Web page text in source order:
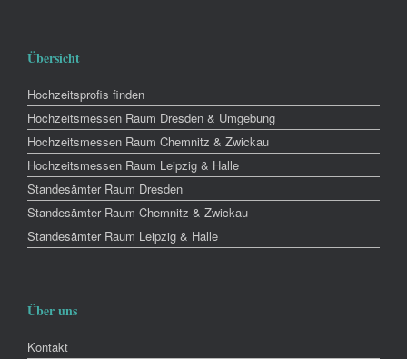
Übersicht
Hochzeitsprofis finden
Hochzeitsmessen Raum Dresden & Umgebung
Hochzeitsmessen Raum Chemnitz & Zwickau
Hochzeitsmessen Raum Leipzig & Halle
Standesämter Raum Dresden
Standesämter Raum Chemnitz & Zwickau
Standesämter Raum Leipzig & Halle
Über uns
Kontakt